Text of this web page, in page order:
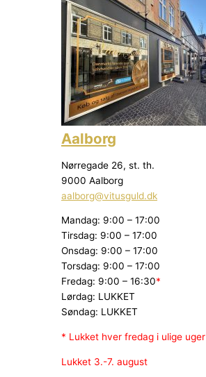
Aalborg
Nørregade 26, st. th.
9000 Aalborg
aalborg@vitusguld.dk
Mandag: 9:00 – 17:00
Tirsdag: 9:00 – 17:00
Onsdag: 9:00 – 17:00
Torsdag: 9:00 – 17:00
Fredag: 9:00 – 16:30*
Lørdag: LUKKET
Søndag: LUKKET
* Lukket hver fredag i ulige uger
Lukket 3.-7. august